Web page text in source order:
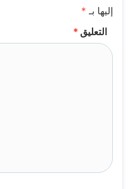
إليها بـ *
التعليق *